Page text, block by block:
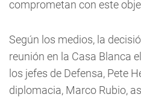
comprometan con este
Según los medios, la
reunión en la Casa Blanca
los jefes de Defensa, Pete
diplomacia, Marco Rubio,